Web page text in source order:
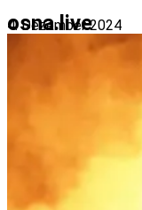
osna.live
4. Dezember 2024